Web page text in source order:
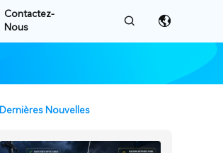
Contactez-
Nous
Dernières Nouvelles